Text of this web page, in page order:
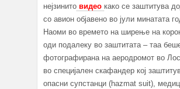
нејзинито видео како се заштитува
со авион објавено во јули минатата
Наоми во времето на ширење на
оди подалеку во заштитата – таа
фотографирана на аеродромот во
во специјален скафандер кој
опасни супстанци (hazmat suit),